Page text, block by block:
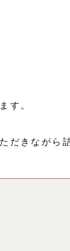
す。
だきながら